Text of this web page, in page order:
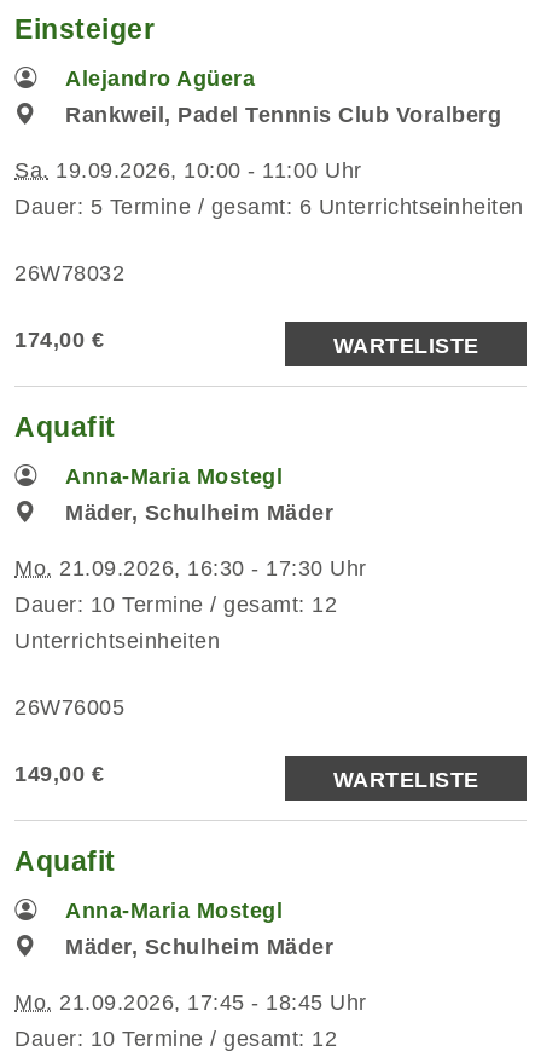
Einsteiger
Alejandro Agüera
Rankweil, Padel Tennnis Club Voralberg
Sa. 19.09.2026, 10:00 - 11:00 Uhr
Dauer: 5 Termine / gesamt: 6 Unterrichtseinheiten
26W78032
174,00 € WARTELISTE
Aquafit
Anna-Maria Mostegl
Mäder, Schulheim Mäder
Mo. 21.09.2026, 16:30 - 17:30 Uhr
Dauer: 10 Termine / gesamt: 12
Unterrichtseinheiten
26W76005
149,00 € WARTELISTE
Aquafit
Anna-Maria Mostegl
Mäder, Schulheim Mäder
Mo. 21.09.2026, 17:45 - 18:45 Uhr
Dauer: 10 Termine / gesamt: 12